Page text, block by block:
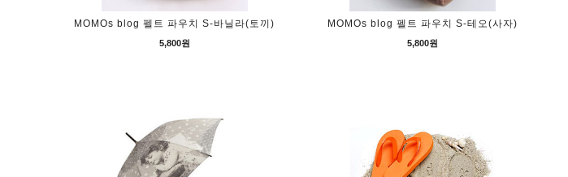
MOMOs blog 펠트 파우치 S-바닐라(토끼)
5,800원
MOMOs blog 펠트 파우치 S-테오(사자)
5,800원